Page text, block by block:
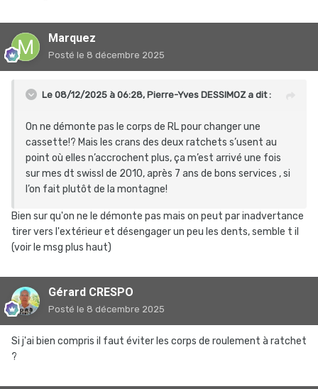
Marquez
Posté le 8 décembre 2025
Le 08/12/2025 à 06:28, Pierre-Yves DESSIMOZ a dit :
On ne démonte pas le corps de RL pour changer une
cassette!? Mais les crans des deux ratchets s’usent au
point où elles n’accrochent plus, ça m’est arrivé une fois
sur mes dt swissl de 2010, après 7 ans de bons services , si
l’on fait plutôt de la montagne!
Bien sur qu'on ne le démonte pas mais on peut par inadvertance
tirer vers l'extérieur et désengager un peu les dents, semble t il
(voir le msg plus haut)
Gérard CRESPO
Posté le 8 décembre 2025
Si j'ai bien compris il faut éviter les corps de roulement à ratchet
?